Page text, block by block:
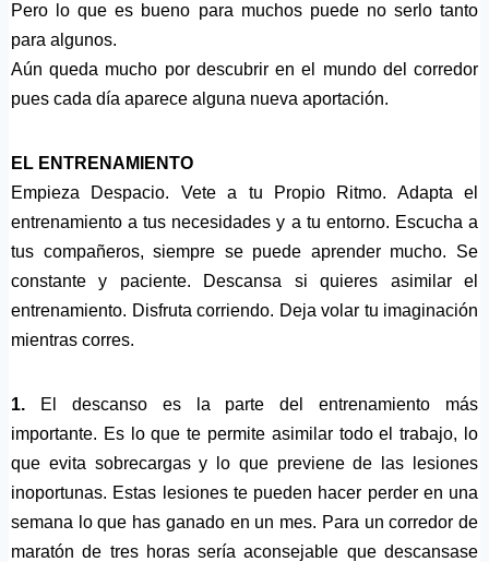
Pero lo que es bueno para muchos puede no serlo tanto
para algunos.
Aún queda mucho por descubrir en el mundo del corredor
pues cada día aparece alguna nueva aportación.
EL ENTRENAMIENTO
Empieza Despacio. Vete a tu Propio Ritmo. Adapta el
entrenamiento a tus necesidades y a tu entorno. Escucha a
tus compañeros, siempre se puede aprender mucho. Se
constante y paciente. Descansa si quieres asimilar el
entrenamiento. Disfruta corriendo. Deja volar tu imaginación
mientras corres.
1. El descanso es la parte del entrenamiento más
importante. Es lo que te permite asimilar todo el trabajo, lo
que evita sobrecargas y lo que previene de las lesiones
inoportunas. Estas lesiones te pueden hacer perder en una
semana lo que has ganado en un mes. Para un corredor de
maratón de tres horas sería aconsejable que descansase